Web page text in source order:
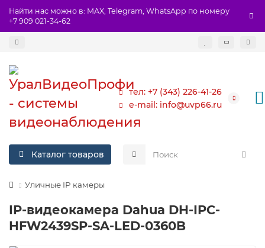
Найти нас можно в: MAX, Telegram, WhatsApp по номеру
+7 909 021-34-62
тел: +7 (343) 226-41-26
e-mail: info@uvp66.ru
Каталог товаров
Уличные IP камеры
IP-видеокамера Dahua DH-IPC-
HFW2439SP-SA-LED-0360B